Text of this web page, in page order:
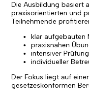
Die Ausbildung basiert
praxisorientierten und
Teilnehmende
klar aufgebauten
praxisnahen
intensiver
individueller
Der Fokus liegt auf
gesetzeskonformen